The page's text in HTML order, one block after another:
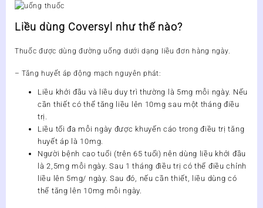
Liều dùng Coversyl như thế nào?
Thuốc được dùng đường uống dưới dạng liều đơn hàng ngày.
– Tăng huyết áp động mạch nguyên phát:
Liều khởi đầu và liều duy trì thường là 5mg mỗi ngày. Nếu
cần thiết có thể tăng liều lên 10mg sau một tháng điều
trị.
Liều tối đa mỗi ngày được khuyến cáo trong điều trị tăng
huyết áp là 10mg.
Người bệnh cao tuổi (trên 65 tuổi) nên dùng liều khởi đầu
là 2,5mg mỗi ngày. Sau 1 tháng điều trị có thể điều chỉnh
liều lên 5mg/ ngày. Sau đó, nếu cần thiết, liều dùng có
thể tăng lên 10mg mỗi ngày.